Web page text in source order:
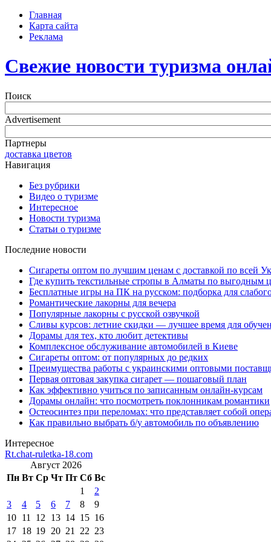
Главная
Карта сайта
Реклама
Свежие новости туризма
Поиск
Advertisement
Партнеры
доставка цветов
Навигация
Без рубрики
Видео о туризме
Интересное
Новости туризма
Статьи о туризме
Последние новости
Сигареты оптом по лучшим ценам с доставкой по всей
Где купить текстильные стропы в Алматы по выгодным
Бесплатные игры на ПК на русском: подборка для
Романтические лакорны для вечера
Популярные лакорны с русской озвучкой
Сливы курсов: летние скидки — лучшее время для
Дорамы для тех, кто любит детективы
Комплексное обслуживание автомобилей в Киеве
Сигареты оптом: от популярных до редких
Преимущества работы с украинскими оптовыми
Первая оптовая закупка сигарет — пошаговый план
Как эффективно учиться по записанным онлайн-курсам
Дорамы онлайн: что посмотреть поклонникам романтики
Остеосинтез при переломах: что представляет собой
Как правильно выбрать б/у автомобиль по объявлению
Интересное
Rt.chat-ruletka-18.com
Август 2026
Пн Вт Ср Чт Пт Сб Вс
1
2
3
4 5 6 7 8
9
10 11 12 13 14 15 16
17 18 19 20 21 22 23